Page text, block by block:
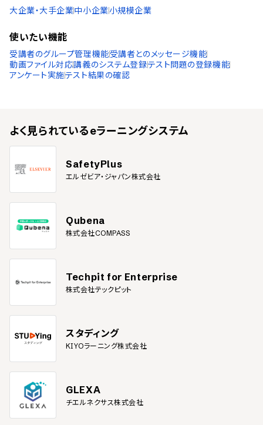
大企業・大手企業中小企業小規模企業
使いたい機能
受講者のグループ管理機能受講者とのメッセージ機能
動画ファイル対応講義のシステム登録テスト問題の登録機能
アンケート実施テスト結果の確認
よく見られているeラーニングシステム
SafetyPlus
エルゼビア・ジャパン株式会社
Qubena
株式会社COMPASS
Techpit for Enterprise
株式会社テックピット
スタディング
KIYOラーニング株式会社
GLEXA
チエルネクサス株式会社